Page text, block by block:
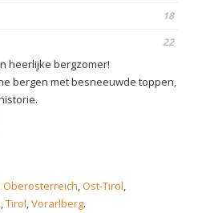
18
22
heerlijke bergzomer!
bergen met besneeuwde toppen,
,Oberosterreich,Ost-Tirol,
,Tirol,Vorarlberg.